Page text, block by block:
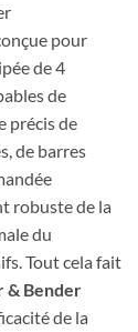
pour
de 4
de
précis de
de barres
robuste de la
du
Tout cela fait
& Bender
de la